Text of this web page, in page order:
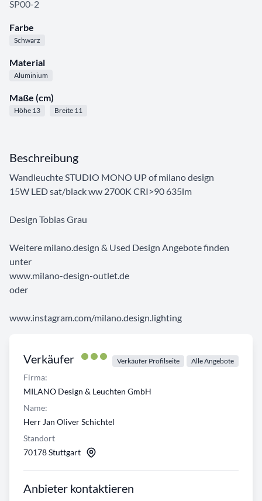
SP00-2
Farbe
Schwarz
Material
Aluminium
Maße (cm)
Höhe 13 Breite 11
Verkäufer Verkäufer Profilseite Alle Angebote
Firma:
MILANO Design & Leuchten GmbH
Name:
Herr Jan Oliver Schichtel
Standort
70178 Stuttgart
Anbieter kontaktieren
Beschreibung
Wandleuchte STUDIO MONO UP of milano design
15W LED sat/black ww 2700K CRI>90 635lm
Design Tobias Grau
Weitere milano.design & Used Design Angebote finden
unter
www.milano-design-outlet.de
oder
www.instagram.com/milano.design.lighting